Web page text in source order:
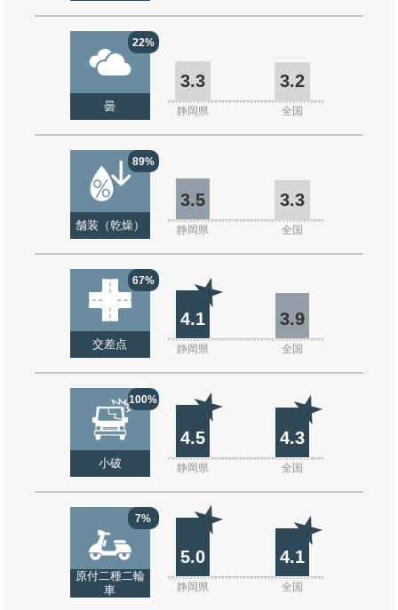
22%
曇
3.3 3.2
静岡県 全国
89%
舗装（乾燥）
3.5 3.3
静岡県 全国
67%
交差点
4.1 3.9
静岡県 全国
100%
小破
4.5 4.3
静岡県 全国
7%
原付二種二輪
車
5.0 4.1
静岡県 全国